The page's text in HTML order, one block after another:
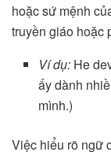
hoặc sứ mệnh
truyền giáo hoặc
Ví dụ: He
ấy dành
mình.)
Việc hiểu rõ ngữ